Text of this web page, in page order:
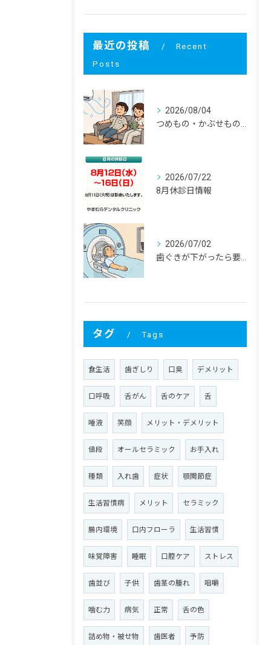
最近の投稿
Recent
Posts
2026/08/04
2026/07/22
8月休診日情報
2026/07/02
タグ Tags
食生活 歯ぎしり 口臭 デメリット
口呼吸 舌がん 舌のケア 舌
唾液 笑顔 メリット・デメリット
値段 オールセラミック お手入れ
種類 入れ歯 症状 顎関節症
生活習慣病 メリット セラミック
腸内環境 口内フローラ 生活習慣
味覚障害 睡眠 口腔ケア ストレス
歯並び 子供 歯茎の腫れ 咀嚼
噛む力 病気 正常 舌の色
詰め物・被せ物 歯医者 予防